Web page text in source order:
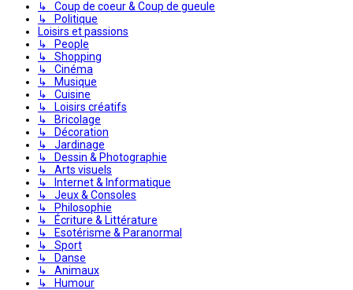
↳ Coup de coeur & Coup de gueule
↳ Politique
Loisirs et passions
↳ People
↳ Shopping
↳ Cinéma
↳ Musique
↳ Cuisine
↳ Loisirs créatifs
↳ Bricolage
↳ Décoration
↳ Jardinage
↳ Dessin & Photographie
↳ Arts visuels
↳ Internet & Informatique
↳ Jeux & Consoles
↳ Philosophie
↳ Écriture & Littérature
↳ Esotérisme & Paranormal
↳ Sport
↳ Danse
↳ Animaux
↳ Humour